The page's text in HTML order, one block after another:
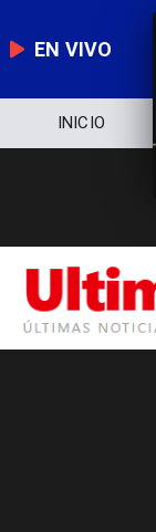
EN VIVO
INICIO